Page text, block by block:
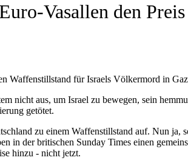
Vasallen den Preis
Waffenstillstand für Israels Völkermord in
nicht aus, um Israel zu bewegen, sein
getötet.
zu einem Waffenstillstand auf. Nun ja,
in der britischen Sunday Times einen
hinzu - nicht jetzt.